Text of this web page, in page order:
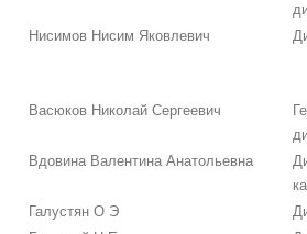
Нисимов Нисим Яковлевич
Васюков Николай Сергеевич
Вдовина Валентина Анатольевна
Галустян О Э